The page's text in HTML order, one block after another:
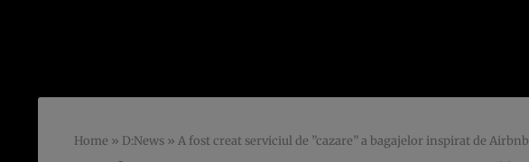
Home » D:News » A fost creat serviciul de ”cazare” a bagajelor inspirat de Airbnb